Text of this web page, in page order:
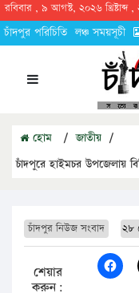
রবিবার , ৯ আগস্ট, ২০২৬ খ্রিষ্টাব্দ ,
চাঁদপুর পরিচিতি লঞ্চ সময়সূচী
হোম / জাতীয় /
চাঁদপুরে হাইমচর উপজেলায়
চাঁদপুর নিউজ সংবাদ ২৮
শেয়ার
করুন: